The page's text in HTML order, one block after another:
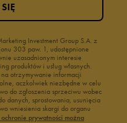
Investment Group S.A. z
303 paw. 1, udostępnione
uzasadnionym interesie
produktów i usług własnych.
otrzymywanie informacji
aczkolwiek niezbędne w celu
do zgłoszenia sprzeciwu wobec
danych, sprostowania, usunięcia
wniesienia skargi do organu
prywatności można